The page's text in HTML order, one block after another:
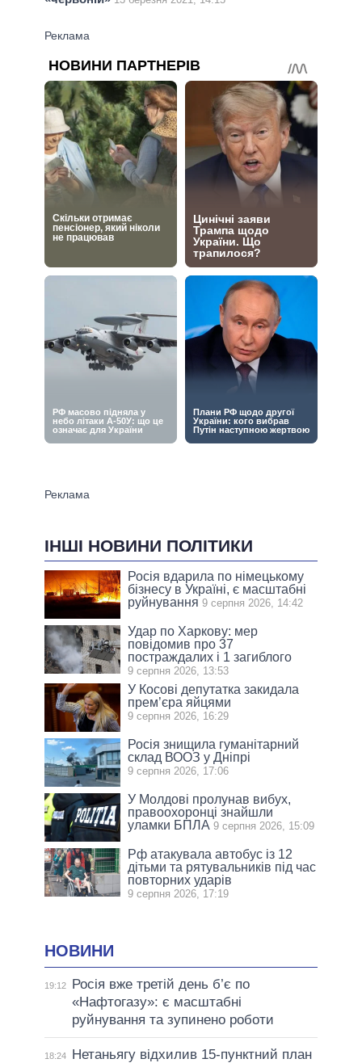
ІНШІ НОВИНИ ПОЛІТИКИ
Росія вдарила по німецькому
бізнесу в Україні, є масштабні
руйнування 9 серпня 2026, 14:42
Удар по Харкову: мер
повідомив про 37
постраждалих і 1 загиблого
9 серпня 2026, 13:53
У Косові депутатка закидала
прем’єра яйцями
9 серпня 2026, 16:29
Росія знищила гуманітарний
склад ВООЗ у Дніпрі
9 серпня 2026, 17:06
У Молдові пролунав вибух,
правоохоронці знайшли
уламки БПЛА 9 серпня 2026, 15:09
Рф атакувала автобус із 12
дітьми та рятувальників під час
повторних ударів
9 серпня 2026, 17:19
НОВИНИ
19:12
Росія вже третій день б’є по
«Нафтогазу»: є масштабні
руйнування та зупинено роботи
18:24
Нетаньягу відхилив 15-пунктний план